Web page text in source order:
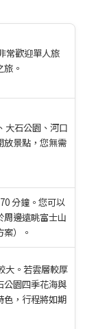
常歡迎單人旅
。
大石公園、河口
放景點，您無需
分鐘。您可以
周邊遠眺富士山
）。
大。若雲層較厚
公園四季花海與
色，行程將如期